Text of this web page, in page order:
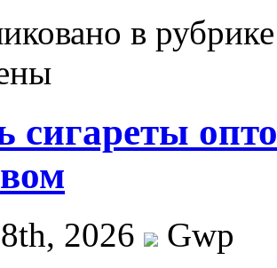
в
сигареты
2026
Gwp